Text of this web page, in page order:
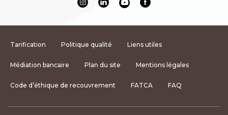
Tarification Politique qualité Liens utiles
Médiation bancaire Plan du site Mentions légales
Code d’éthique de recouvrement FATCA FAQ